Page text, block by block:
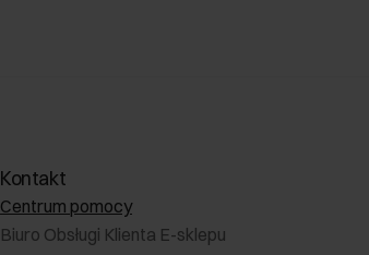
Kontakt
Centrum pomocy
Biuro Obsługi Klienta E-sklepu